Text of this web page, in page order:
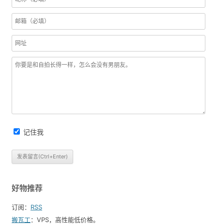
记住我
好物推荐
订阅： RSS
搬瓦工：VPS，高性能低价格。️